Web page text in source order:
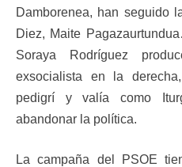
Damborenea, han seguido
Diez, Maite
Soraya Rodríguez
exsocialista en la
pedigrí y valía como
abandonar la política.
La campaña del PSOE